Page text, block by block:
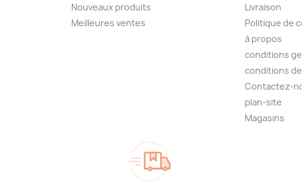
Nouveaux produits
Meilleures ventes
Livraison
Politique de
à propos
conditions
conditions
Contactez-
plan-site
Magasins